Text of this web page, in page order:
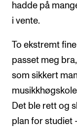
hadde på
i vente.
To ekstremt
passet meg
som sikkert
Det ble rett og
plan for studiet